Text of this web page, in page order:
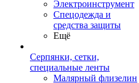
Электроинструмент
Спецодежда и
средства защиты
Ещё
Серпянки, сетки,
специальные ленты
Малярный флизелин